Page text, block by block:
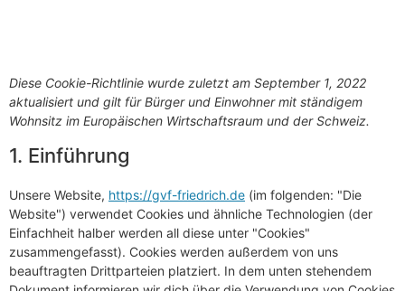
Diese Cookie-Richtlinie wurde zuletzt am September 1, 2022
aktualisiert und gilt für Bürger und Einwohner mit ständigem
Wohnsitz im Europäischen Wirtschaftsraum und der Schweiz.
1. Einführung
Unsere Website, https://gvf-friedrich.de (im folgenden: "Die
Website") verwendet Cookies und ähnliche Technologien (der
Einfachheit halber werden all diese unter "Cookies"
zusammengefasst). Cookies werden außerdem von uns
beauftragten Drittparteien platziert. In dem unten stehendem